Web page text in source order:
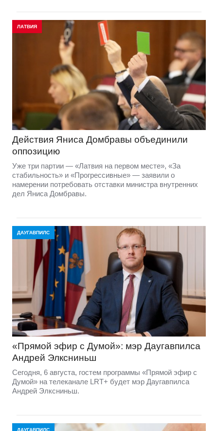
ЛАТВИЯ
Действия Яниса Домбравы объединили
оппозицию
Уже три партии — «Латвия на первом месте», «За
стабильность» и «Прогрессивные» — заявили о
намерении потребовать отставки министра внутренних
дел Яниса Домбравы.
ДАУГАВПИЛС
«Прямой эфир с Думой»: мэр Даугавпилса
Андрей Элксниньш
Сегодня, 6 августа, гостем программы «Прямой эфир с
Думой» на телеканале LRT+ будет мэр Даугавпилса
Андрей Элксниньш.
ДАУГАВПИЛС